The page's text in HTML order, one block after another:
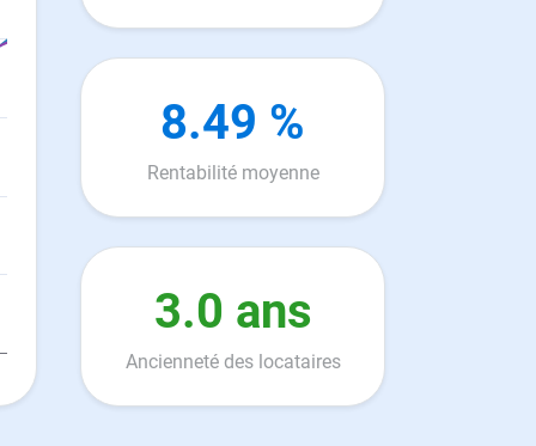
8.49 %
Rentabilité moyenne
3.0 ans
Ancienneté des locataires